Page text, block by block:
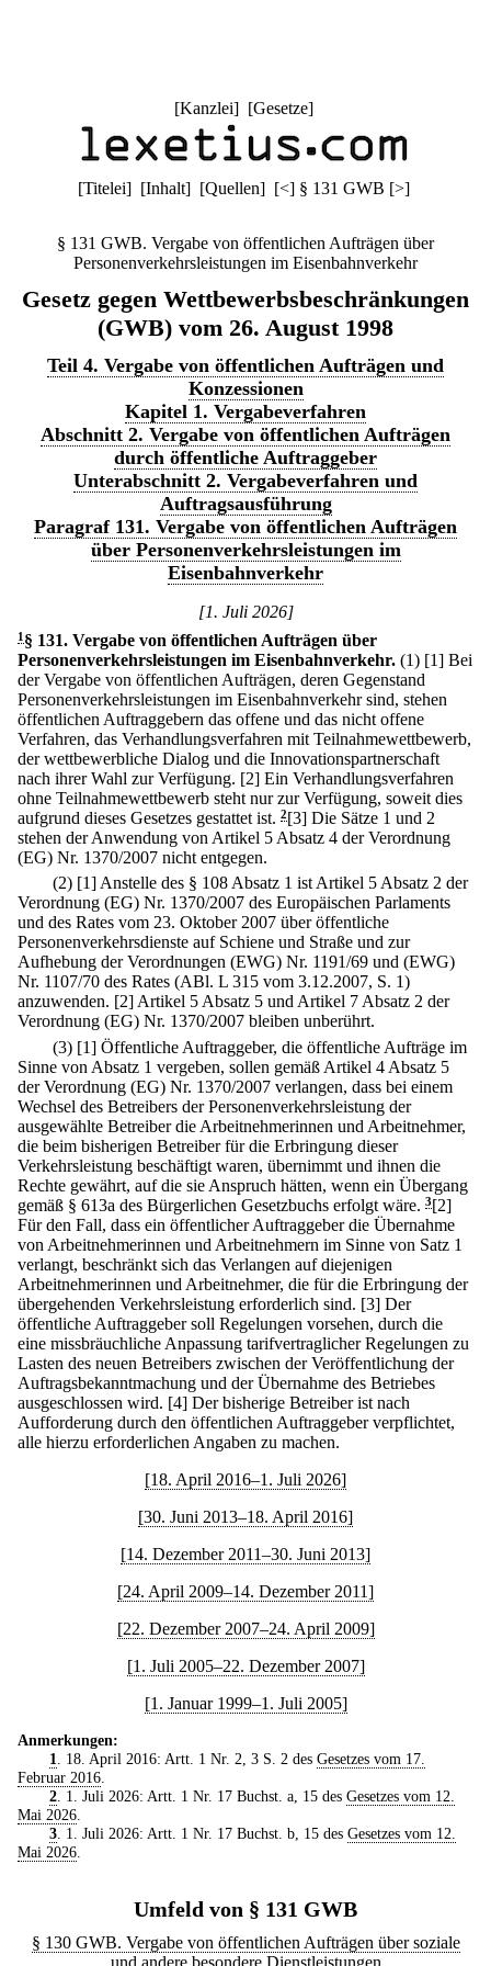
[Kanzlei] [Gesetze]
[Titelei] [Inhalt] [Quellen] [<] § 131 GWB [>]
§ 131 GWB. Vergabe von öffentlichen Aufträgen über
Personenverkehrsleistungen im Eisenbahnverkehr
Gesetz gegen Wettbewerbsbeschränkungen
(GWB) vom 26. August 1998
Teil 4. Vergabe von öffentlichen Aufträgen und
Konzessionen
Kapitel 1. Vergabeverfahren
Abschnitt 2. Vergabe von öffentlichen Aufträgen
durch öffentliche Auftraggeber
Unterabschnitt 2. Vergabeverfahren und
Auftragsausführung
Paragraf 131. Vergabe von öffentlichen Aufträgen
über Personenverkehrsleistungen im
Eisenbahnverkehr
[1. Juli 2026]
1 § 131. Vergabe von öffentlichen Aufträgen über
Personenverkehrsleistungen im Eisenbahnverkehr. (1) [1] Bei
der Vergabe von öffentlichen Aufträgen, deren Gegenstand
Personenverkehrsleistungen im Eisenbahnverkehr sind, stehen
öffentlichen Auftraggebern das offene und das nicht offene
Verfahren, das Verhandlungsverfahren mit Teilnahmewettbewerb,
der wettbewerbliche Dialog und die Innovationspartnerschaft
nach ihrer Wahl zur Verfügung. [2] Ein Verhandlungsverfahren
ohne Teilnahmewettbewerb steht nur zur Verfügung, soweit dies
aufgrund dieses Gesetzes gestattet ist. 2[3] Die Sätze 1 und 2
stehen der Anwendung von Artikel 5 Absatz 4 der Verordnung
(EG) Nr. 1370/2007 nicht entgegen.
(2) [1] Anstelle des § 108 Absatz 1 ist Artikel 5 Absatz 2 der
Verordnung (EG) Nr. 1370/2007 des Europäischen Parlaments
und des Rates vom 23. Oktober 2007 über öffentliche
Personenverkehrsdienste auf Schiene und Straße und zur
Aufhebung der Verordnungen (EWG) Nr. 1191/69 und (EWG)
Nr. 1107/70 des Rates (ABl. L 315 vom 3.12.2007, S. 1)
anzuwenden. [2] Artikel 5 Absatz 5 und Artikel 7 Absatz 2 der
Verordnung (EG) Nr. 1370/2007 bleiben unberührt.
(3) [1] Öffentliche Auftraggeber, die öffentliche Aufträge im
Sinne von Absatz 1 vergeben, sollen gemäß Artikel 4 Absatz 5
der Verordnung (EG) Nr. 1370/2007 verlangen, dass bei einem
Wechsel des Betreibers der Personenverkehrsleistung der
ausgewählte Betreiber die Arbeitnehmerinnen und Arbeitnehmer,
die beim bisherigen Betreiber für die Erbringung dieser
Verkehrsleistung beschäftigt waren, übernimmt und ihnen die
Rechte gewährt, auf die sie Anspruch hätten, wenn ein Übergang
gemäß § 613a des Bürgerlichen Gesetzbuchs erfolgt wäre. 3[2]
Für den Fall, dass ein öffentlicher Auftraggeber die Übernahme
von Arbeitnehmerinnen und Arbeitnehmern im Sinne von Satz 1
verlangt, beschränkt sich das Verlangen auf diejenigen
Arbeitnehmerinnen und Arbeitnehmer, die für die Erbringung der
übergehenden Verkehrsleistung erforderlich sind. [3] Der
öffentliche Auftraggeber soll Regelungen vorsehen, durch die
eine missbräuchliche Anpassung tarifvertraglicher Regelungen zu
Lasten des neuen Betreibers zwischen der Veröffentlichung der
Auftragsbekanntmachung und der Übernahme des Betriebes
ausgeschlossen wird. [4] Der bisherige Betreiber ist nach
Aufforderung durch den öffentlichen Auftraggeber verpflichtet,
alle hierzu erforderlichen Angaben zu machen.
[18. April 2016–1. Juli 2026]
[30. Juni 2013–18. April 2016]
[14. Dezember 2011–30. Juni 2013]
[24. April 2009–14. Dezember 2011]
[22. Dezember 2007–24. April 2009]
[1. Juli 2005–22. Dezember 2007]
[1. Januar 1999–1. Juli 2005]
Anmerkungen:
1
. 18. April 2016: Artt. 1 Nr. 2, 3 S. 2 des Gesetzes vom 17.
Februar 2016
2. 1. Juli 2026: Artt. 1 Nr. 17 Buchst. a, 15 des Gesetzes vom 12.
Mai 2026
3. 1. Juli 2026: Artt. 1 Nr. 17 Buchst. b, 15 des Gesetzes vom 12.
Mai 2026
Umfeld von § 131 GWB
§ 130 GWB. Vergabe von öffentlichen Aufträgen über soziale
und andere besondere Dienstleistungen